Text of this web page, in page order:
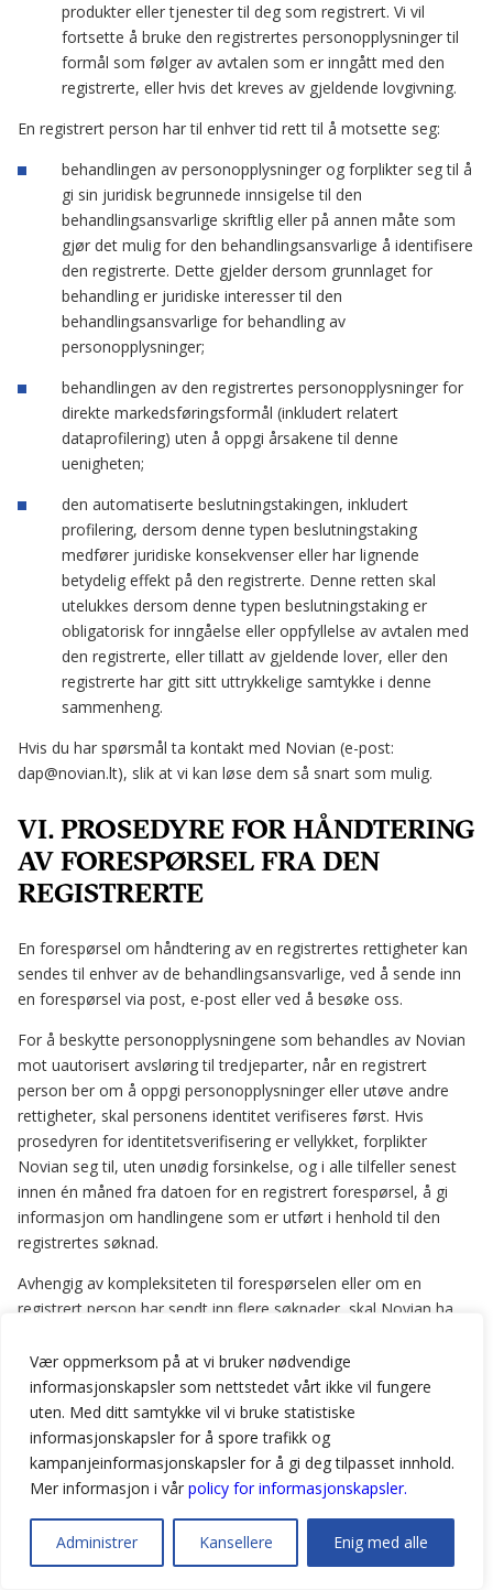
Vær oppmerksom på at vi bruker nødvendige
informasjonskapsler som nettstedet vårt ikke vil fungere
uten. Med ditt samtykke vil vi bruke statistiske
informasjonskapsler for å spore trafikk og
kampanjeinformasjonskapsler for å gi deg tilpasset innhold.
Mer informasjon i vår policy for informasjonskapsler.
Administrer Kansellere Enig med alle
produkter eller tjenester til deg som registrert. Vi vil
fortsette å bruke den registrertes personopplysninger til
formål som følger av avtalen som er inngått med den
registrerte, eller hvis det kreves av gjeldende lovgivning.
En registrert person har til enhver tid rett til å motsette seg:
behandlingen av personopplysninger og forplikter seg til å
gi sin juridisk begrunnede innsigelse til den
behandlingsansvarlige skriftlig eller på annen måte som
gjør det mulig for den behandlingsansvarlige å identifisere
den registrerte. Dette gjelder dersom grunnlaget for
behandling er juridiske interesser til den
behandlingsansvarlige for behandling av
personopplysninger;
behandlingen av den registrertes personopplysninger for
direkte markedsføringsformål (inkludert relatert
dataprofilering) uten å oppgi årsakene til denne
uenigheten;
den automatiserte beslutningstakingen, inkludert
profilering, dersom denne typen beslutningstaking
medfører juridiske konsekvenser eller har lignende
betydelig effekt på den registrerte. Denne retten skal
utelukkes dersom denne typen beslutningstaking er
obligatorisk for inngåelse eller oppfyllelse av avtalen med
den registrerte, eller tillatt av gjeldende lover, eller den
registrerte har gitt sitt uttrykkelige samtykke i denne
sammenheng.
Hvis du har spørsmål ta kontakt med Novian (e-post:
dap@novian.lt), slik at vi kan løse dem så snart som mulig.
VI. PROSEDYRE FOR HÅNDTERING
AV FORESPØRSEL FRA DEN
REGISTRERTE
En forespørsel om håndtering av en registrertes rettigheter kan
sendes til enhver av de behandlingsansvarlige, ved å sende inn
en forespørsel via post, e-post eller ved å besøke oss.
For å beskytte personopplysningene som behandles av Novian
mot uautorisert avsløring til tredjeparter, når en registrert
person ber om å oppgi personopplysninger eller utøve andre
rettigheter, skal personens identitet verifiseres først. Hvis
prosedyren for identitetsverifisering er vellykket, forplikter
Novian seg til, uten unødig forsinkelse, og i alle tilfeller senest
innen én måned fra datoen for en registrert forespørsel, å gi
informasjon om handlingene som er utført i henhold til den
registrertes søknad.
Avhengig av kompleksiteten til forespørselen eller om en
registrert person har sendt inn flere søknader, skal Novian ha
ved å varsle den registrerte om det før slutten av den første
måneden og ved å oppgi årsakene til slik utvidelse.
En registrert person skal ikke belastes for informasjonen om
hans (hennes) personopplysninger som behandles (eller for å
utøve andre registrertes rettigheter). Novian kan imidlertid kreve
et rimelig gebyr hvis registrert personens forespørsel er
åpenbart urimelig, eller den har blitt sendt inn gjentatte ganger,
eller er uforholdsmessig.